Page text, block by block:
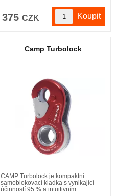
375CZK
Camp Turbolock
CAMP Turbolock je kompaktní
samoblokovací kladka s vynikající
účinností 95 % a intuitivním ...